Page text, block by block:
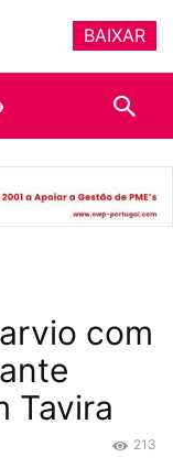
com
Tavira
213
BAIXAR